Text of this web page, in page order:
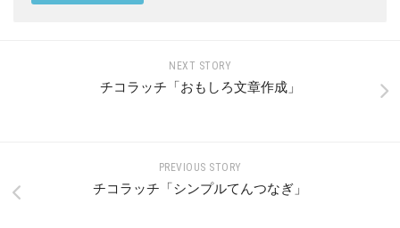
NEXT STORY
チコラッチ「おもしろ文章作成」
PREVIOUS STORY
チコラッチ「シンプルてんつなぎ」